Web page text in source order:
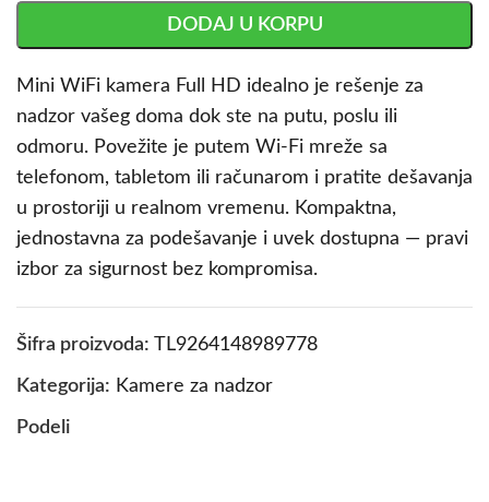
DODAJ U KORPU
Mini WiFi kamera Full HD idealno je rešenje za
nadzor vašeg doma dok ste na putu, poslu ili
odmoru. Povežite je putem Wi-Fi mreže sa
telefonom, tabletom ili računarom i pratite dešavanja
u prostoriji u realnom vremenu. Kompaktna,
jednostavna za podešavanje i uvek dostupna — pravi
izbor za sigurnost bez kompromisa.
Šifra proizvoda: TL9264148989778
Kategorija: Kamere za nadzor
Podeli